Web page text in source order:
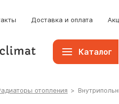
Доставка и оплата
Каталог
отопления >